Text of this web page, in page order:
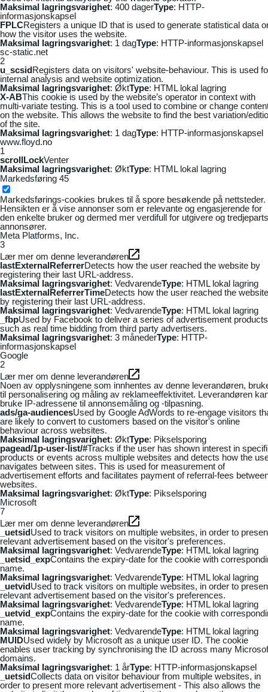
Maksimal lagringsvarighet: 400 dagerType: HTTP-
informasjonskapsel
FPLCRegisters a unique ID that is used to generate statistical data
how the visitor uses the website.
Maksimal lagringsvarighet: 1 dagType: HTTP-informasjonskapsel
sc-static.net
2
u_scsidRegisters data on visitors' website-behaviour. This is used
internal analysis and website optimization.
Maksimal lagringsvarighet: ØktType: HTML lokal lagring
X-ABThis cookie is used by the website’s operator in context with
multi-variate testing. This is a tool used to combine or change
on the website. This allows the website to find the best variation/
of the site.
Maksimal lagringsvarighet: 1 dagType: HTTP-informasjonskapsel
www.floyd.no
1
scrollLockVenter
Maksimal lagringsvarighet: ØktType: HTML lokal lagring
Markedsføring 45
Markedsførings-cookies brukes til å spore besøkende på nettsteder.
Hensikten er å vise annonser som er relevante og engasjerende for
den enkelte bruker og dermed mer verdifull for utgivere og tredjeparts
annonsører.
Meta Platforms, Inc.
3
Lær mer om denne leverandøren
lastExternalReferrerDetects how the user reached the website by
registering their last URL-address.
Maksimal lagringsvarighet: VedvarendeType: HTML lokal lagring
lastExternalReferrerTimeDetects how the user reached the website
by registering their last URL-address.
Maksimal lagringsvarighet: VedvarendeType: HTML lokal lagring
_fbpUsed by Facebook to deliver a series of advertisement products
such as real time bidding from third party advertisers.
Maksimal lagringsvarighet: 3 månederType: HTTP-
informasjonskapsel
Google
2
Lær mer om denne leverandøren
Noen av opplysningene som innhentes av denne leverandøren,
til personalisering og måling av reklameeffektivitet. Leverandøren
bruke IP-adressene til annonsemåling og -tilpasning.
ads/ga-audiencesUsed by Google AdWords to re-engage visitors
are likely to convert to customers based on the visitor's online
behaviour across websites.
Maksimal lagringsvarighet: ØktType: Pikselsporing
pagead/1p-user-list/#Tracks if the user has shown interest in
products or events across multiple websites and detects how the
navigates between sites. This is used for measurement of
advertisement efforts and facilitates payment of referral-fees
websites.
Maksimal lagringsvarighet: ØktType: Pikselsporing
Microsoft
7
Lær mer om denne leverandøren
_uetsidUsed to track visitors on multiple websites, in order to
relevant advertisement based on the visitor's preferences.
Maksimal lagringsvarighet: VedvarendeType: HTML lokal lagring
_uetsid_expContains the expiry-date for the cookie with
name.
Maksimal lagringsvarighet: VedvarendeType: HTML lokal lagring
_uetvidUsed to track visitors on multiple websites, in order to
relevant advertisement based on the visitor's preferences.
Maksimal lagringsvarighet: VedvarendeType: HTML lokal lagring
_uetvid_expContains the expiry-date for the cookie with
name.
Maksimal lagringsvarighet: VedvarendeType: HTML lokal lagring
MUIDUsed widely by Microsoft as a unique user ID. The cookie
enables user tracking by synchronising the ID across many
domains.
Maksimal lagringsvarighet: 1 årType: HTTP-informasjonskapsel
_uetsidCollects data on visitor behaviour from multiple websites, in
order to present more relevant advertisement - This also allows the